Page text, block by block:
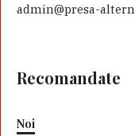
admin@presa-
Recomandate
Noi